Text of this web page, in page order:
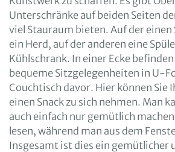
Unterschränke auf beiden Seiten
viel Stauraum bieten. Auf der
ein Herd, auf der anderen eine
Kühlschrank. In einer Ecke
bequeme Sitzgelegenheiten in U-
Couchtisch davor. Hier können Sie
einen Snack zu sich nehmen. Man
auch einfach nur gemütlich
lesen, während man aus dem
Insgesamt ist dies ein gemütlicher